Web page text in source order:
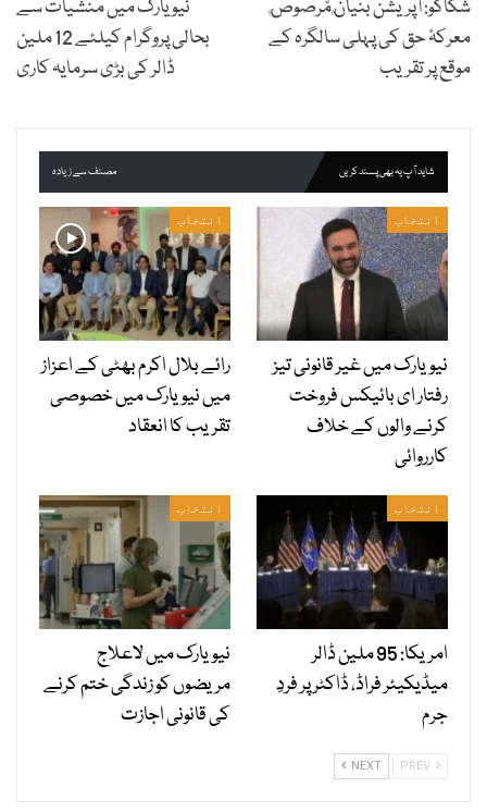
شکاگو: آپریشن بُنْيَانٌ مَّرْصُوْصٌ
معرکۂ حق کی پہلی سالگرہ کے
موقع پر تقریب
نیو یارک میں منشیات سے
بحالی پروگرام کیلئے 12 ملین
ڈالر کی بڑی سرمایہ کاری
شاید آپ یہ بھی پسند کریں مصنف سے زیادہ
انتخاب
نیویارک میں غیر قانونی تیز
رفتار ای بائیکس فروخت
کرنے والوں کے خلاف
کارروائی
انتخاب
رائے بلال اکرم بھٹی کے اعزاز
میں نیویارک میں خصوصی
تقریب کا انعقاد
انتخاب
امریکا: 95 ملین ڈالر
میڈیکیئر فراڈ، ڈاکٹر پر فردِ
جرم
انتخاب
نیویارک میں لاعلاج
مریضوں کو زندگی ختم کرنے
کی قانونی اجازت
NEXT